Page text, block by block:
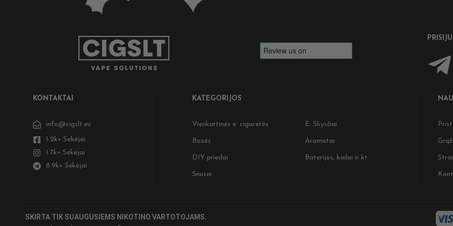
KONTAKTAI
info@cigslt.eu
1.2k+ Sekėjai
1.7k+ Sekėjai
8.9k+ Sekėjai
KATEGORIJOS
Vienkartinės e. cigaretės E. Skysčiai
Bazės Aromatai
DIY priedai Baterijos, koilai ir kt
Snusai
SKIRTA TIK SUAUGUSIEMS NIKOTINO VARTOTOJAMS.